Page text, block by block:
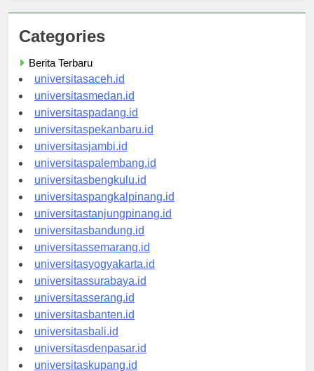
Categories
Berita Terbaru
universitasaceh.id
universitasmedan.id
universitaspadang.id
universitaspekanbaru.id
universitasjambi.id
universitaspalembang.id
universitasbengkulu.id
universitaspangkalpinang.id
universitastanjungpinang.id
universitasbandung.id
universitassemarang.id
universitasyogyakarta.id
universitassurabaya.id
universitasserang.id
universitasbanten.id
universitasbali.id
universitasdenpasar.id